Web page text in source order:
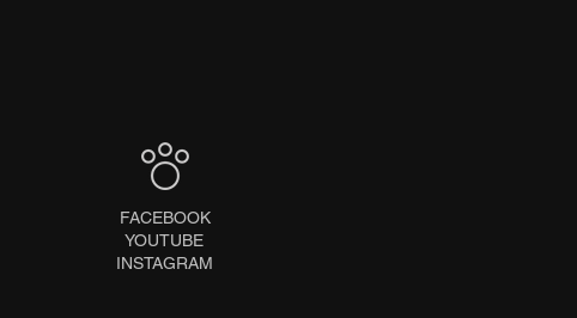
FACEBOOK
YOUTUBE
INSTAGRAM